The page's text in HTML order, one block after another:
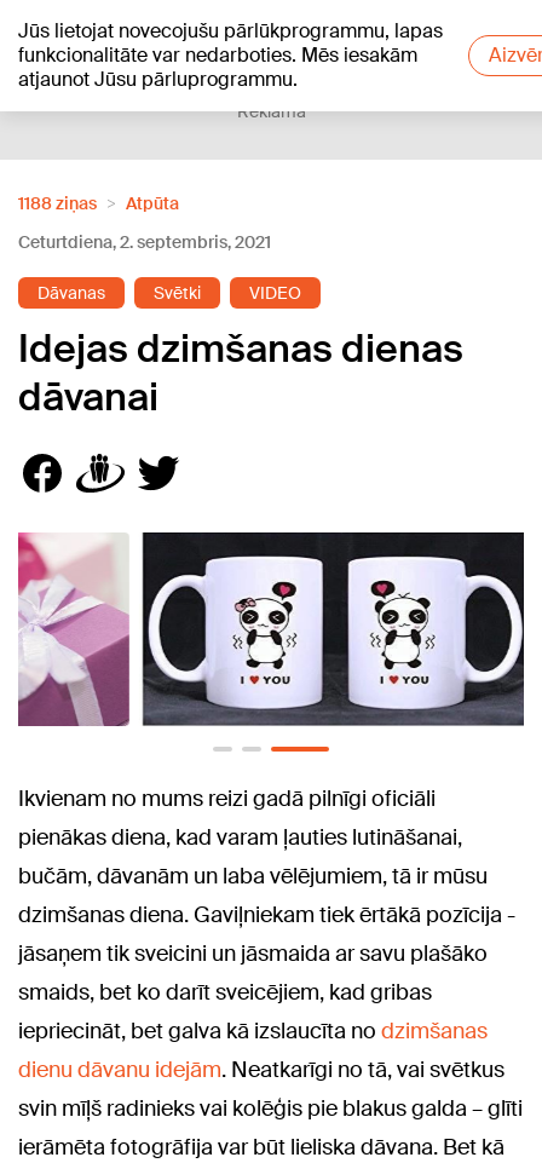
Jūs lietojat novecojušu pārlūkprogrammu, lapas
funkcionalitāte var nedarboties. Mēs iesakām
atjaunot Jūsu pārluprogrammu.
+24°C
Reklāma
1188 ziņas
Atpūta
Ceturtdiena, 2. septembris, 2021
Dāvanas Svētki VIDEO
Idejas dzimšanas dienas
dāvanai
Ikvienam no mums reizi gadā pilnīgi oficiāli
pienākas diena, kad varam ļauties lutināšanai,
bučām, dāvanām un laba vēlējumiem, tā ir mūsu
dzimšanas diena. Gaviļniekam tiek ērtākā pozīcija -
jāsaņem tik sveicini un jāsmaida ar savu plašāko
smaids, bet ko darīt sveicējiem, kad gribas
iepriecināt, bet galva kā izslaucīta no dzimšanas
dienu dāvanu idejām. Neatkarīgi no tā, vai svētkus
svin mīļš radinieks vai kolēģis pie blakus galda – glīti
ierāmēta fotogrāfija var būt lieliska dāvana. Bet kā